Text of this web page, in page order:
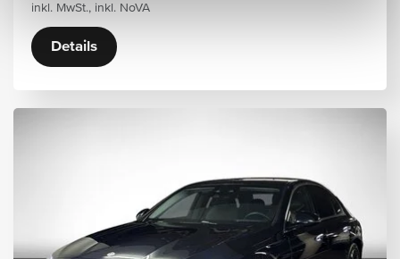
inkl. MwSt., inkl. NoVA
Details